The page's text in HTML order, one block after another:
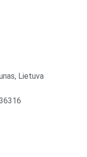
Lietuva